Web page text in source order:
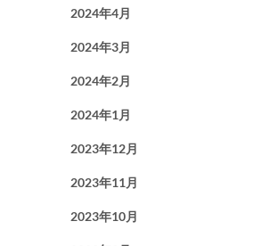
2024年4月
2024年3月
2024年2月
2024年1月
2023年12月
2023年11月
2023年10月